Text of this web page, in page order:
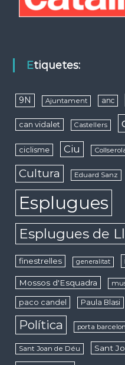
Etiquetes:
9N Ajuntament anc
can vidalet Castellers
ciclisme Ciu
Cultura Eduard Sanz
Esplugues
Esplugues de
finestrelles generalitat
Mossos d'Esquadra
paco candel Paula Blasi
Política porta
Sant Joan de Déu Sant